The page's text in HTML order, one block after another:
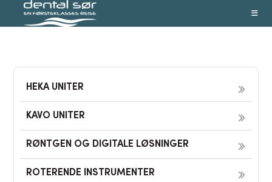
HEKA UNITER
KAVO UNITER
RØNTGEN OG DIGITALE LØSNINGER
ROTERENDE INSTRUMENTER